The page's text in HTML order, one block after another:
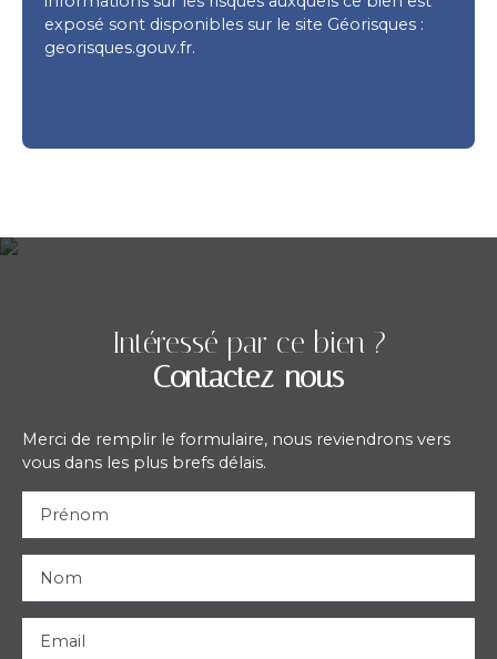
exposé sont disponibles sur le site Géorisques :
georisques.gouv.fr.
Intéressé par ce bien ?
Contactez-nous
Merci de remplir le formulaire, nous reviendrons vers
vous dans les plus brefs délais.
Prénom
Nom
Email